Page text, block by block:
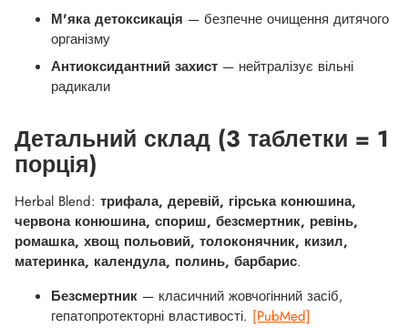
М'яка детоксикація — безпечне очищення дитячого
організму
Антиоксидантний захист — нейтралізує вільні
радикали
Детальний склад (3 таблетки = 1
порція)
Herbal Blend: трифала, деревій, гірська конюшина,
червона конюшина, спориш, безсмертник, ревінь,
ромашка, хвощ польовий, толоконячник, кизил,
материнка, календула, полинь, барбарис.
Безсмертник — класичний жовчогінний засіб,
гепатопротекторні властивості. [PubMed]